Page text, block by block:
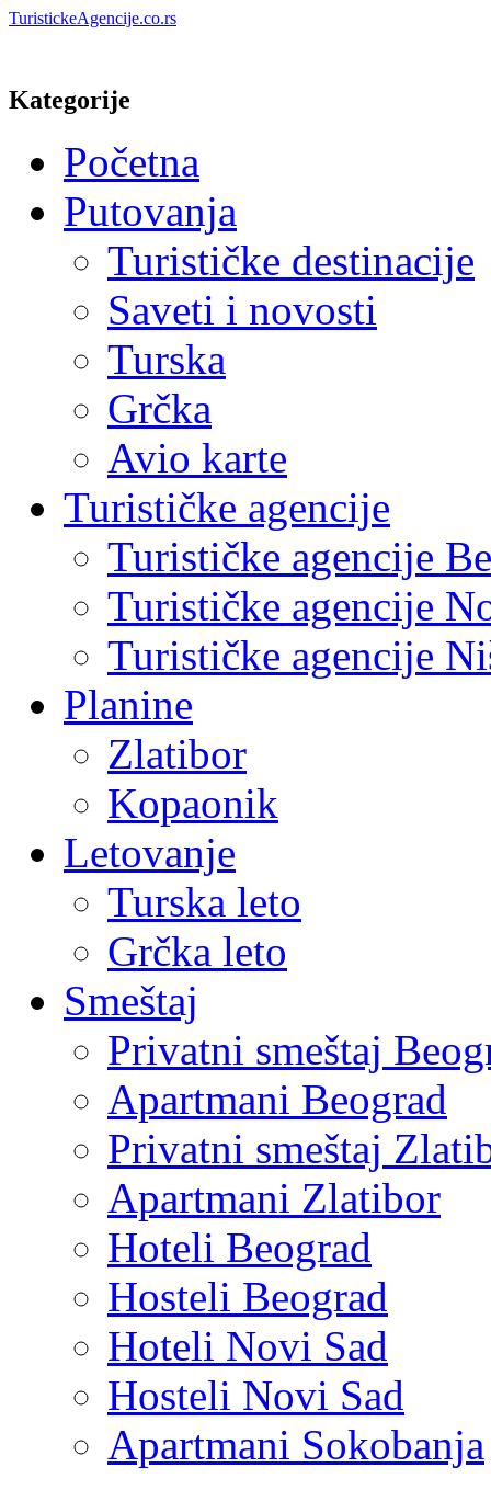
TuristickeAgencije.co.rs
Kategorije
Početna
Putovanja
Turističke destinacije
Saveti i novosti
Turska
Grčka
Avio karte
Turističke agencije
Turističke agencije
Turističke agencije
Turističke agencije
Planine
Zlatibor
Kopaonik
Letovanje
Turska leto
Grčka leto
Smeštaj
Privatni smeštaj
Apartmani Beograd
Privatni smeštaj
Apartmani Zlatibor
Hoteli Beograd
Hosteli Beograd
Hoteli Novi Sad
Hosteli Novi Sad
Apartmani Sokobanja